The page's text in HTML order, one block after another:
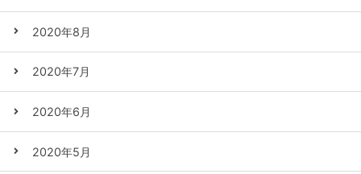
2020年8月
2020年7月
2020年6月
2020年5月